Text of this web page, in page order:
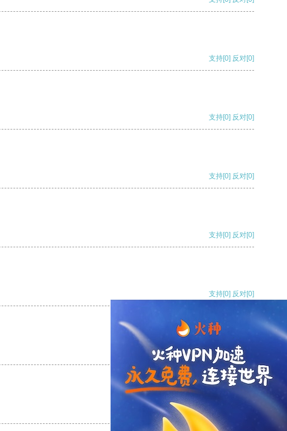
支持[0] 反对[0]
支持[0] 反对[0]
支持[0] 反对[0]
支持[0] 反对[0]
支持[0] 反对[0]
支持[0] 反对
支持